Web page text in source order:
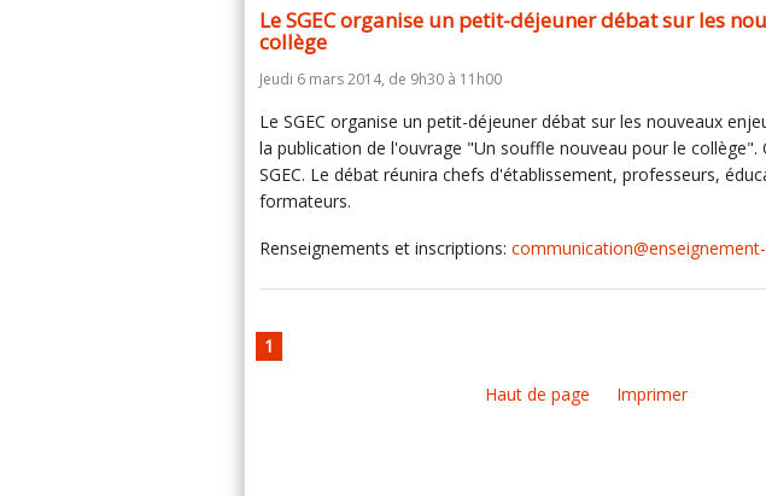
Le SGEC organise un petit-déjeuner débat sur les
collège
Jeudi 6 mars 2014, de 9h30 à 11h00
Le SGEC organise un petit-déjeuner débat sur les nouveaux
la publication de l'ouvrage "Un souffle nouveau pour le collège".
SGEC. Le débat réunira chefs d'établissement, professeurs,
formateurs.
Renseignements et inscriptions:
1
Haut de page Imprimer